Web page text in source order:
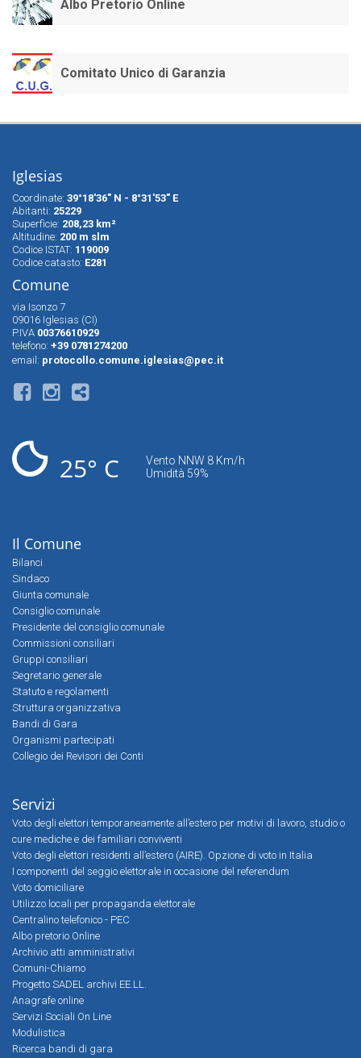
Albo Pretorio Online
Comitato Unico di Garanzia
Iglesias
Coordinate: 39°18'36" N - 8°31'53" E
Abitanti: 25229
Superfìcie: 208,23 km²
Altitudine: 200 m slm
Codice ISTAT: 119009
Codice catasto: E281
Comune
via Isonzo 7
09016 Iglesias (CI)
P.IVA 00376610929
telefono: +39 0781274200
email: protocollo.comune.iglesias@pec.it
25° C
Vento NNW 8 Km/h
Umidità 59%
Il Comune
Bilanci
Sindaco
Giunta comunale
Consiglio comunale
Presidente del consiglio comunale
Commissioni consiliari
Gruppi consiliari
Segretario generale
Statuto e regolamenti
Struttura organizzativa
Bandi di Gara
Organismi partecipati
Collegio dei Revisori dei Conti
Servizi
Voto degli elettori temporaneamente all’estero per motivi di lavoro, studio o
cure mediche e dei familiari conviventi
Voto degli elettori residenti all’estero (AIRE). Opzione di voto in Italia
I componenti del seggio elettorale in occasione del referendum
Voto domiciliare
Utilizzo locali per propaganda elettorale
Centralino telefonico - PEC
Albo pretorio Online
Archivio atti amministrativi
Comuni-Chiamo
Progetto SADEL archivi EE.LL.
Anagrafe online
Servizi Sociali On Line
Modulistica
Ricerca bandi di gara